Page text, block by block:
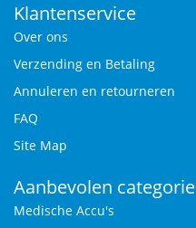
Klantenservice
Over ons
Verzending en Betaling
Annuleren en retourneren
FAQ
Site Map
Aanbevolen categorie
Medische Accu's